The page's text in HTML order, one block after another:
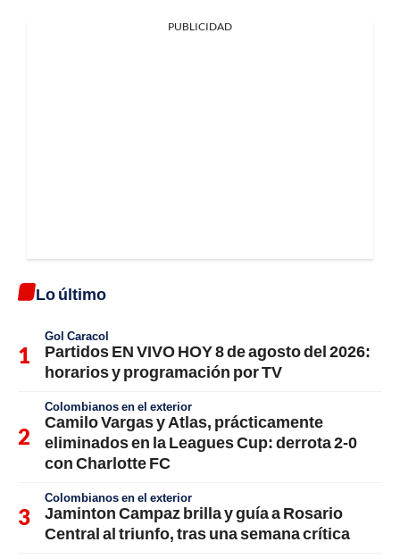
PUBLICIDAD
Lo último
Gol Caracol
Partidos EN VIVO HOY 8 de agosto del 2026:
horarios y programación por TV
Colombianos en el exterior
Camilo Vargas y Atlas, prácticamente
eliminados en la Leagues Cup: derrota 2-0
con Charlotte FC
Colombianos en el exterior
Jaminton Campaz brilla y guía a Rosario
Central al triunfo, tras una semana crítica